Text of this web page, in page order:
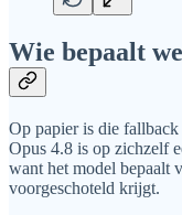
Wie bepaalt
Op papier is die
Opus 4.8 is op zichzelf
want het model bepaalt
voorgeschoteld krijgt.